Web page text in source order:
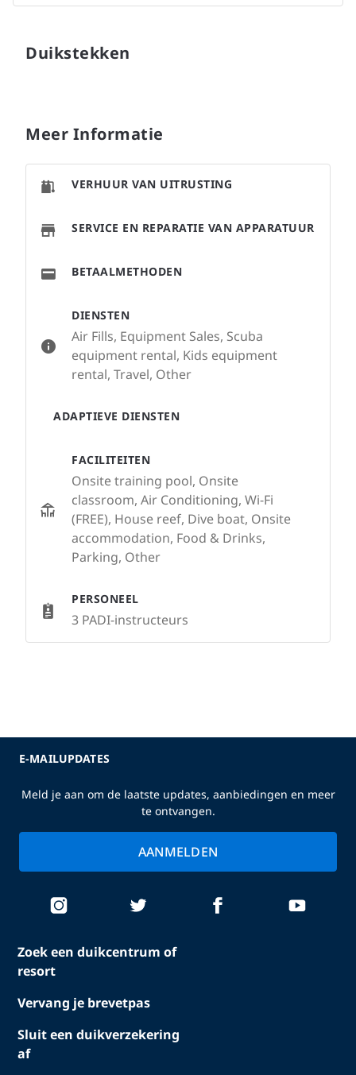
Duikstekken
Meer Informatie
DIENSTEN
Air Fills, Equipment Sales, Scuba
equipment rental, Kids equipment
rental, Travel, Other
ADAPTIEVE DIENSTEN
FACILITEITEN
Onsite training pool, Onsite
classroom, Air Conditioning, Wi-Fi
(FREE), House reef, Dive boat, Onsite
accommodation, Food & Drinks,
Parking, Other
PERSONEEL
3 PADI-instructeurs
VERHUUR VAN UITRUSTING
SERVICE EN REPARATIE VAN APPARATUUR
BETAALMETHODEN
Zoek een duikcentrum of
resort
Vervang je brevetpas
Sluit een duikverzekering
af
E-MAILUPDATES
Meld je aan om de laatste updates, aanbiedingen en meer
te ontvangen.
AANMELDEN